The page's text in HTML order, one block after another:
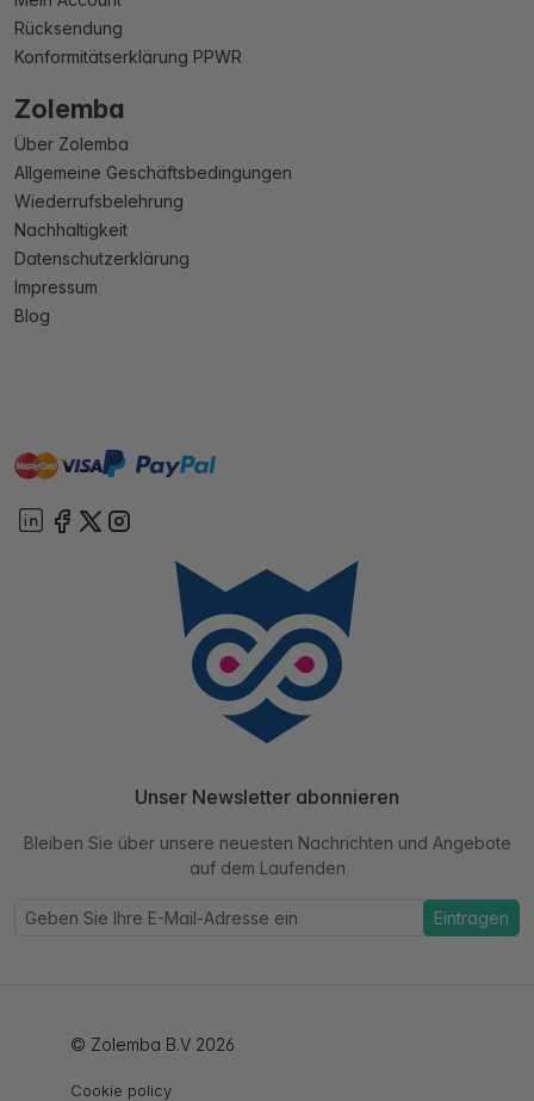
Rücksendung
Konformitätserklärung PPWR
Zolemba
Über Zolemba
Allgemeine Geschäftsbedingungen
Wiederrufsbelehrung
Nachhaltigkeit
Datenschutzerklärung
Impressum
Blog
mastervisa paypal
Unser Newsletter abonnieren
Bleiben Sie über unsere neuesten Nachrichten und Angebote
auf dem Laufenden
Eintragen
© Zolemba B.V 2026
Cookie policy